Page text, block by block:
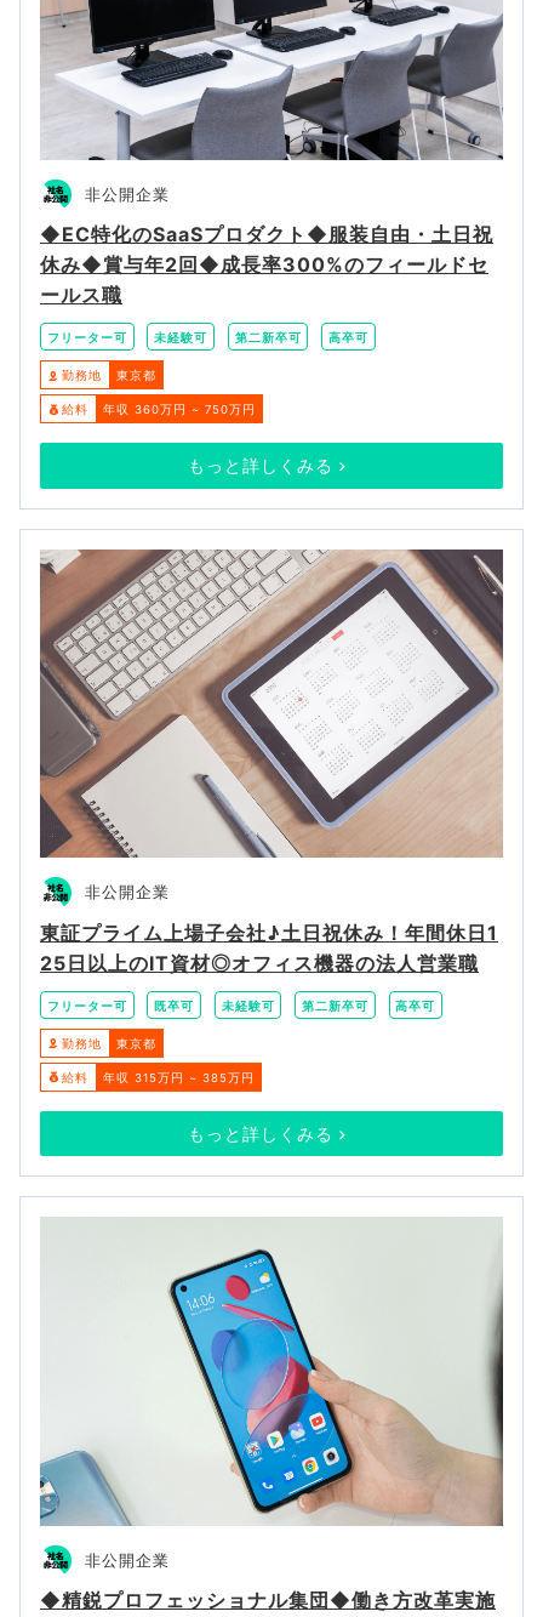
非公開企業
◆EC特化のSaaSプロダクト◆服装自由・土日祝
休み◆賞与年2回◆成長率300%のフィールドセ
ールス職
フリーター可 未経験可 第二新卒可 高卒可
勤務地 東京都
給料 年収 360万円 ~ 750万円
もっと詳しくみる
非公開企業
東証プライム上場子会社♪土日祝休み！年間休日1
25日以上のIT資材◎オフィス機器の法人営業職
フリーター可 既卒可 未経験可 第二新卒可 高卒可
勤務地 東京都
給料 年収 315万円 ~ 385万円
もっと詳しくみる
非公開企業
◆精鋭プロフェッショナル集団◆働き方改革実施